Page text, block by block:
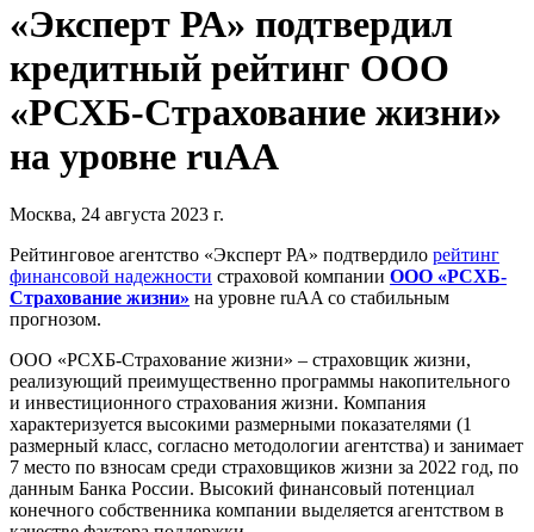
«Эксперт РА» подтвердил
кредитный рейтинг ООО
«РСХБ-Страхование жизни»
на уровне ruAA
Москва, 24 августа 2023 г.
Рейтинговое агентство «Эксперт РА» подтвердило рейтинг
финансовой надежности страховой компании ООО «РСХБ-
Страхование жизни» на уровне ruAA со стабильным
прогнозом.
ООО «РСХБ-Страхование жизни» – страховщик жизни,
реализующий преимущественно программы накопительного
и инвестиционного страхования жизни. Компания
характеризуется высокими размерными показателями (1
размерный класс, согласно методологии агентства) и занимает
7 место по взносам среди страховщиков жизни за 2022 год, по
данным Банка России. Высокий финансовый потенциал
конечного собственника компании выделяется агентством в